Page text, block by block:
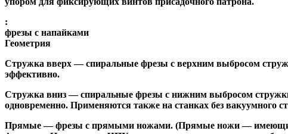
:
фрезы с напайками
Геометрия
Стружка вверх— спиральные фрезы с верхним выбросом
эффективно.
Стружка вниз— спиральные фрезы с нижним выбросом
одновременно. Применяются также на станках без вакуумного
Прямые— фрезы с прямыми ножами. (Прямые ножи — имеющие